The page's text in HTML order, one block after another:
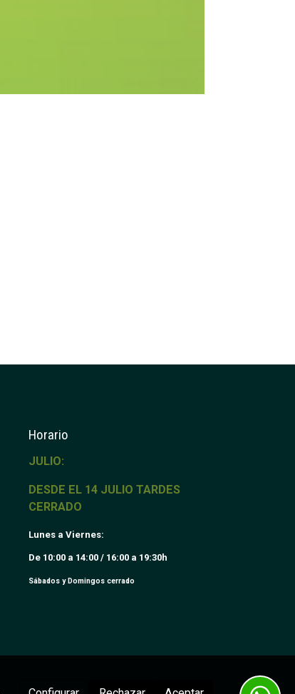
Horario
JULIO:
DESDE EL 14 JULIO TARDES
CERRADO
Lunes a Viernes:
De 10:00 a 14:00 / 16:00 a 19:30h
Sábados y Domingos cerrado